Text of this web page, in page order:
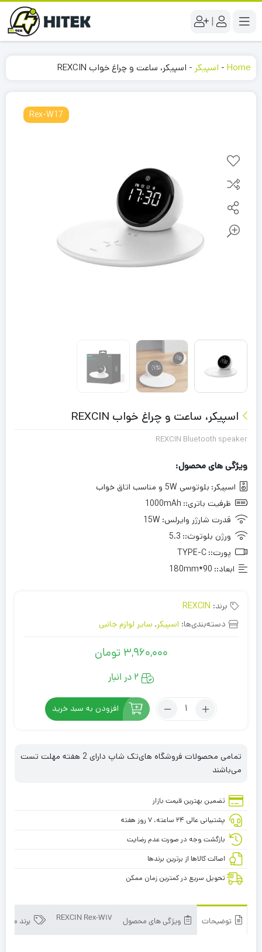
|
Home
- اسپیکر - اسپیکر، ساعت و چراغ خواب REXCIN
Rex-W17
اسپیکر، ساعت و چراغ خواب REXCIN
REXCIN Bluetooth speaker
ویژگی های محصول:
اسپیکر: بلوتوسی 5W و مناسب اتاق خواب
ظرفیت باتری:: 1000mAh
قدرت شارژر وایرلس: 15W
ورژن بلوتوث:: 5.3
پورت:: TYPE-C
ابعاد:: 90*180mm
برند: REXCIN
دسته‌بندی‌ها: اسپیکر, سایر لوازم جانبی
3,960,000 تومان
2 در انبار
تعداد:
چراغ
افزودن به سبد خرید
تمامی محصولات فروشگاه های‌تک شاپ دارای 2 هفته مهلت تست
می‌باشند
تضمین بهترین قیمت بازار
پشتیبانی عالی ۲۴ ساعته، ۷ روز هفته
بازگشت وجه در صورت عدم رضایت
اصالت کالاها از برترین برندها
تحویل سریع در کمترین زمان ممکن
توضیحات ویژگی های محصول REXCIN Rex-W17 برند